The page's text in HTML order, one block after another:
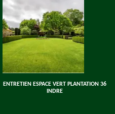
ENTRETIEN ESPACE VERT PLANTATION 36
INDRE